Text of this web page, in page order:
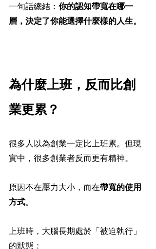
一句話總結：你的認知帶寬在哪一
層，決定了你能選擇什麼樣的人生。
為什麼上班，反而比創
業更累？
很多人以為創業一定比上班累。但現
實中，很多創業者反而更有精神。
原因不在壓力大小，而在帶寬的使用
方式。
上班時，大腦長期處於「被迫執行」
的狀態：